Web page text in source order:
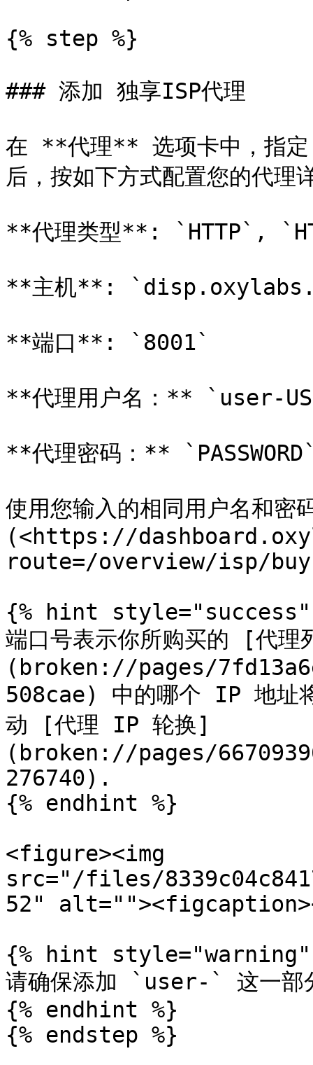
{% step %}
### 添加 独享ISP代理
在 **代理** 选项卡中，指
后，按如下方式配置您的代理
**代理类型**: `HTTP`,
**主机**:
**端口**: `8001`
**代理用户名：** `user-
**代理密码：**
使用您输入的相同用户名和
(<https://
route=/overview/isp/
{% hint style="success"
端口号表示你所购买的 [代理
(broken://pages/
508cae) 中的哪个 IP 地址
动 [代理 IP 轮换]
(broken://pages/
276740).
{% endhint %}
<figure><img
src="/files/
52"
{% hint style="warning"
请确保添加 `user-` 这一部
{% endhint %}
{% endstep %}